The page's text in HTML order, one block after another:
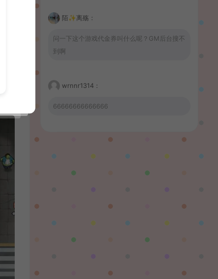
陌✨离殇：
问一下这个游戏代金券叫什么呢？GM后台搜不
到啊
wrnnr1314：
66666666666666
有没BUG